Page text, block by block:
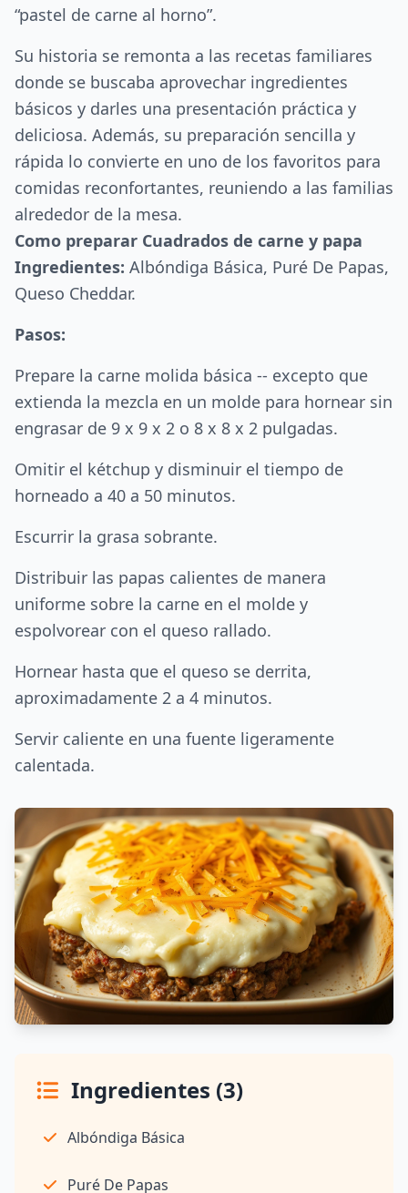
“pastel de carne al horno”.
Su historia se remonta a las recetas familiares
donde se buscaba aprovechar ingredientes
básicos y darles una presentación práctica y
deliciosa. Además, su preparación sencilla y
rápida lo convierte en uno de los favoritos para
comidas reconfortantes, reuniendo a las familias
alrededor de la mesa.
Como preparar Cuadrados de carne y papa
Ingredientes: Albóndiga Básica, Puré De Papas,
Queso Cheddar.
Pasos:
Prepare la carne molida básica -- excepto que
extienda la mezcla en un molde para hornear sin
engrasar de 9 x 9 x 2 o 8 x 8 x 2 pulgadas.
Omitir el kétchup y disminuir el tiempo de
horneado a 40 a 50 minutos.
Escurrir la grasa sobrante.
Distribuir las papas calientes de manera
uniforme sobre la carne en el molde y
espolvorear con el queso rallado.
Hornear hasta que el queso se derrita,
aproximadamente 2 a 4 minutos.
Servir caliente en una fuente ligeramente
calentada.
Ingredientes (3)
Albóndiga Básica
Puré De Papas